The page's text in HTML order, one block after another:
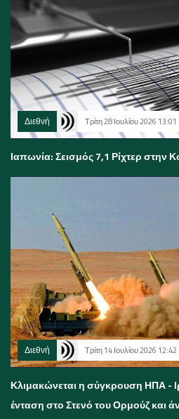
Διεθνή Τρίτη 28 Ιουλίου 2026 13:01
Ιαπωνία: Σεισμός 7,1 Ρίχτερ στην
Διεθνή Τρίτη 14 Ιουλίου 2026 12:42
Κλιμακώνεται η σύγκρουση ΗΠΑ -
ένταση στο Στενό του Ορμούζ και